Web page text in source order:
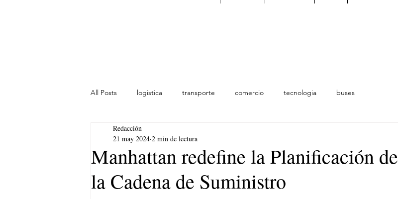
All Posts logistica transporte comercio tecnologia buses
lideres
Manhattan redefine la Planificación de
la Cadena de Suministro
Redacción
21 may 2024 2 min de lectura